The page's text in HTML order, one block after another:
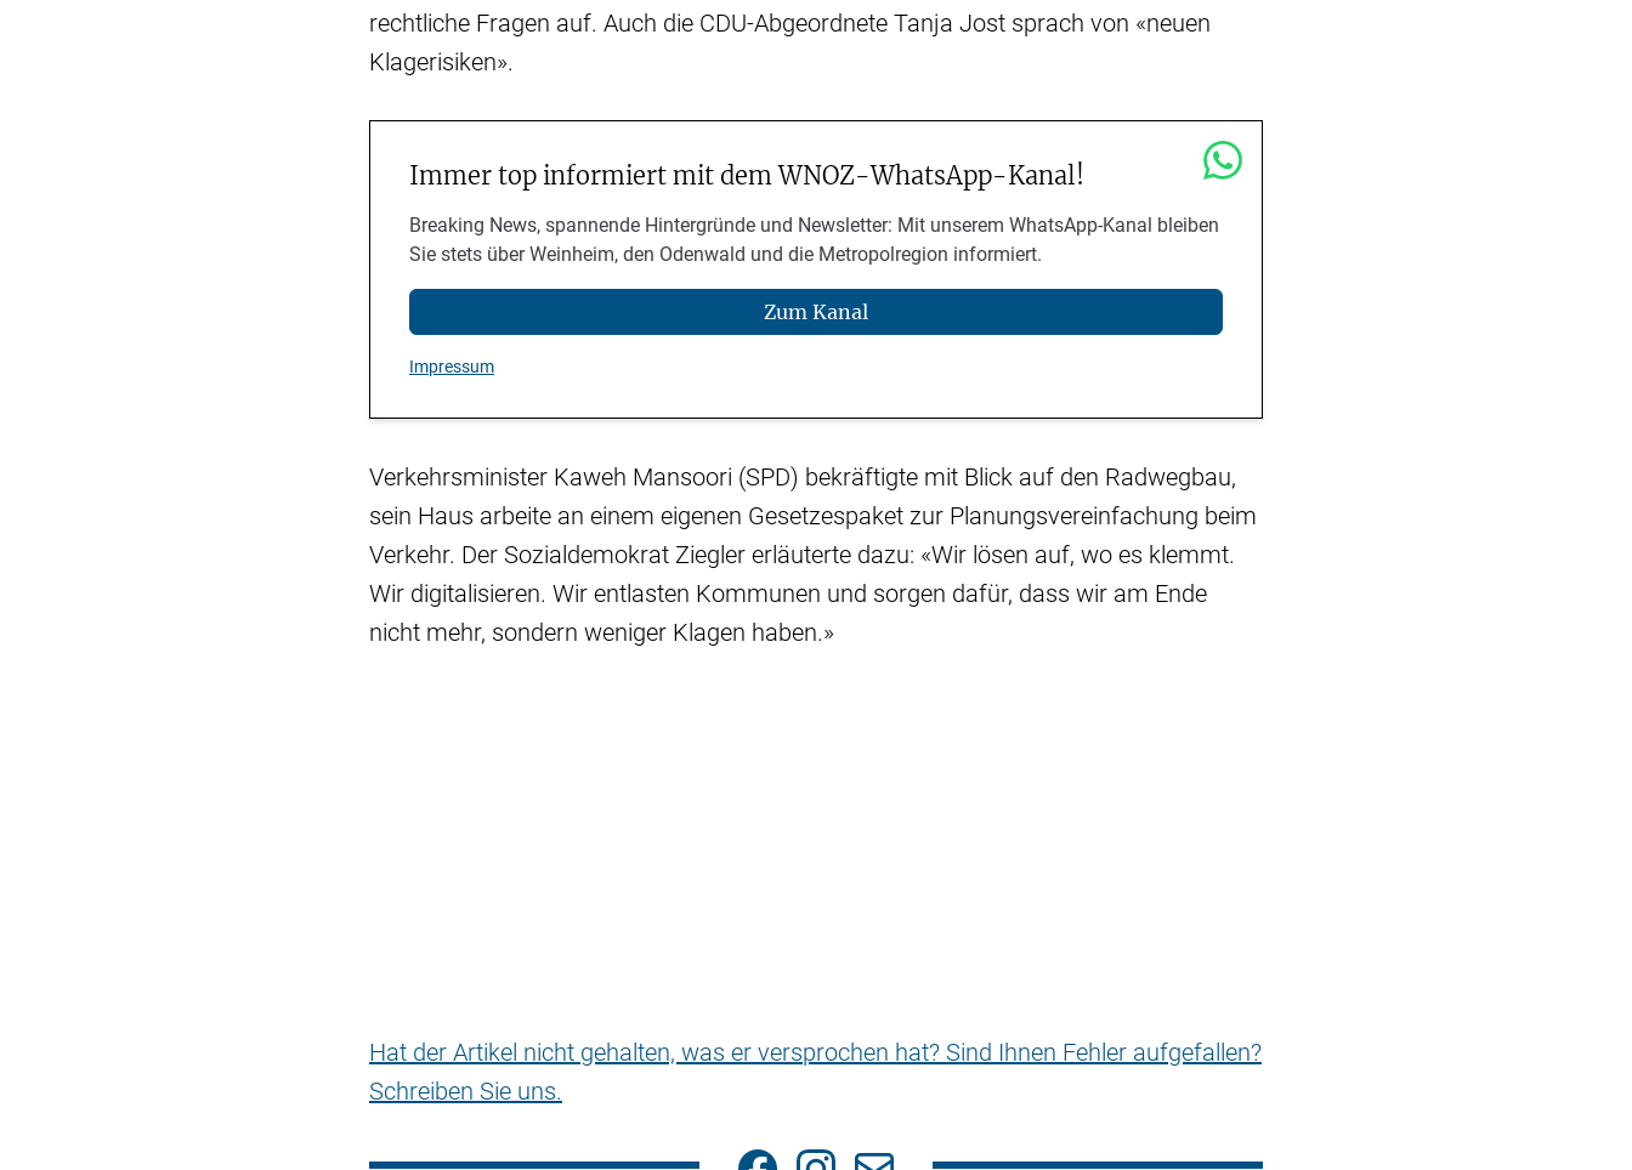
rechtliche Fragen auf. Auch die CDU-Abgeordnete Tanja Jost sprach von «neuen
Klagerisiken».
Immer top informiert mit dem WNOZ-WhatsApp-Kanal!
Breaking News, spannende Hintergründe und Newsletter: Mit unserem WhatsApp-Kanal bleiben
Sie stets über Weinheim, den Odenwald und die Metropolregion informiert.
Zum Kanal
Impressum
Verkehrsminister Kaweh Mansoori (SPD) bekräftigte mit Blick auf den Radwegbau,
sein Haus arbeite an einem eigenen Gesetzespaket zur Planungsvereinfachung beim
Verkehr. Der Sozialdemokrat Ziegler erläuterte dazu: «Wir lösen auf, wo es klemmt.
Wir digitalisieren. Wir entlasten Kommunen und sorgen dafür, dass wir am Ende
nicht mehr, sondern weniger Klagen haben.»
Hat der Artikel nicht gehalten, was er versprochen hat? Sind Ihnen Fehler aufgefallen?
Schreiben Sie uns.